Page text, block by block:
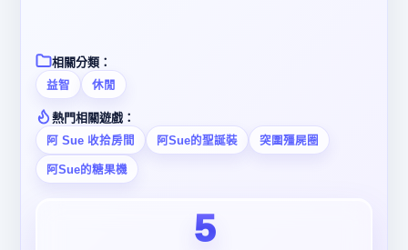
相關分類：
益智 休閒
熱門相關遊戲：
阿 Sue 收拾房間 阿Sue的聖誕裝 突圍殭屍圈
阿Sue的糖果機
5